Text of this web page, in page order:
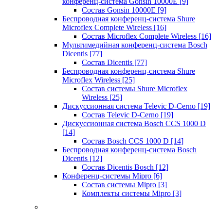
Состав Gonsin 10000E [9]
Беспроводная конференц-система Shure
Microflex Complete Wireless [16]
Состав Microflex Complete Wireless [16]
Мультимедийная конференц-система Bosch
Dicentis [77]
Состав Dicentis [77]
Беспроводная конференц-система Shure
Microflex Wireless [25]
Состав системы Shure Microflex
Wireless [25]
Дискуссионная система Televic D-Cerno [19]
Состав Televic D-Cerno [19]
Дискуссионная система Bosch CCS 1000 D
[14]
Состав Bosch CCS 1000 D [14]
Беспроводная конференц-система Bosch
Dicentis [12]
Состав Dicentis Bosch [12]
Конференц-системы Mipro [6]
Состав системы Mipro [3]
Комплекты системы Mipro [3]